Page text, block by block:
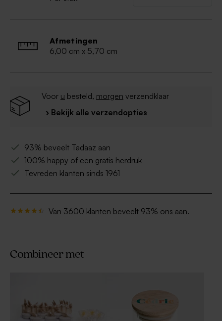
Afmetingen
6,00 cm x 5,70 cm
Voor u besteld, morgen verzendklaar
› Bekijk alle verzendopties
93% beveelt Tadaaz aan
100% happy of een gratis herdruk
Tevreden klanten sinds 1961
Van 3600 klanten beveelt 93% ons aan.
Combineer met